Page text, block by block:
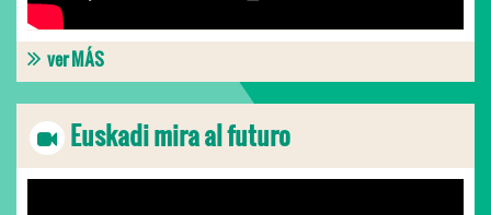
ver MÁS
Euskadi mira al futuro